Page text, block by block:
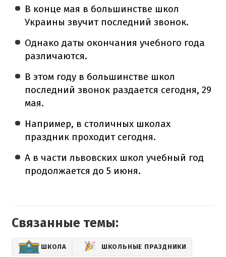
В конце мая в большинстве школ
Украины звучит последний звонок.
Однако даты окончания учебного года
различаются.
В этом году в большинстве школ
последний звонок раздается сегодня, 29
мая.
Например, в столичных школах
праздник проходит сегодня.
А в части львовских школ учебный год
продолжается до 5 июня.
Связанные темы:
ШКОЛА ШКОЛЬНЫЕ ПРАЗДНИКИ